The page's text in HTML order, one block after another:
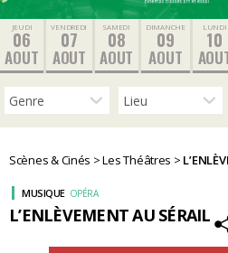
JEUDI
06
AOUT
VENDREDI
07
AOUT
SAMEDI
08
AOUT
DIMANCHE
09
AOUT
LUNDI
10
Scènes & Cinés >Les Théâtres >
L’ENLÈVEMENT AU SÉRAIL
MUSIQUE OPÉRA